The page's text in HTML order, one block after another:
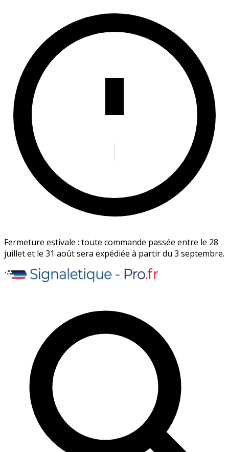
Fermeture estivale : toute commande passée entre le 28
juillet et le 31 août sera expédiée à partir du 3 septembre.